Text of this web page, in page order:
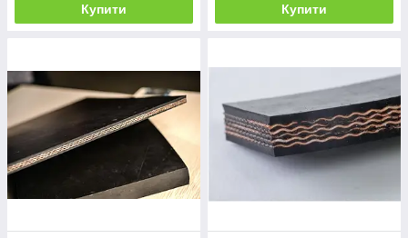
Купити Купити